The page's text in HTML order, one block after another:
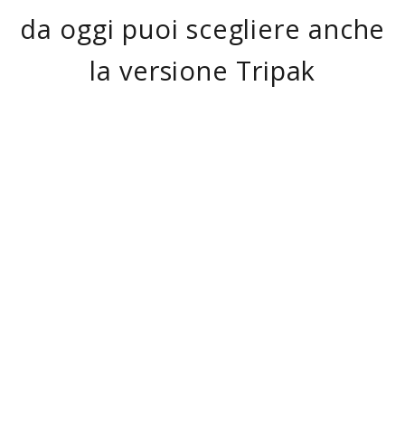
da oggi puoi scegliere anche
la versione Tripak